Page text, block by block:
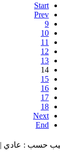
Start
Prev
9
10
11
12
13
14
15
16
17
18
Next
End
حسب : عادي |